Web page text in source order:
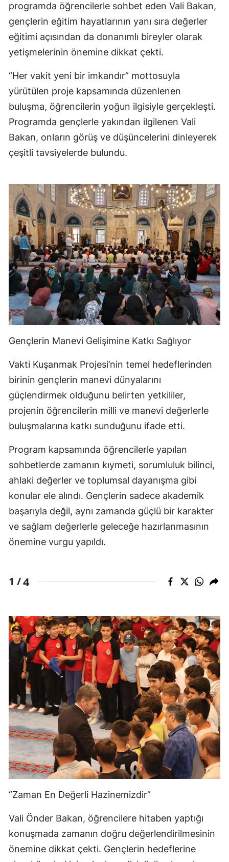
programda öğrencilerle sohbet eden Vali Bakan,
gençlerin eğitim hayatlarının yanı sıra değerler
eğitimi açısından da donanımlı bireyler olarak
yetişmelerinin önemine dikkat çekti.
“Her vakit yeni bir imkandır” mottosuyla
yürütülen proje kapsamında düzenlenen
buluşma, öğrencilerin yoğun ilgisiyle gerçekleşti.
Programda gençlerle yakından ilgilenen Vali
Bakan, onların görüş ve düşüncelerini dinleyerek
çeşitli tavsiyelerde bulundu.
Gençlerin Manevi Gelişimine Katkı Sağlıyor
Vakti Kuşanmak Projesi’nin temel hedeflerinden
birinin gençlerin manevi dünyalarını
güçlendirmek olduğunu belirten yetkililer,
projenin öğrencilerin milli ve manevi değerlerle
buluşmalarına katkı sunduğunu ifade etti.
Program kapsamında öğrencilerle yapılan
sohbetlerde zamanın kıymeti, sorumluluk bilinci,
ahlaki değerler ve toplumsal dayanışma gibi
konular ele alındı. Gençlerin sadece akademik
başarıyla değil, aynı zamanda güçlü bir karakter
ve sağlam değerlerle geleceğe hazırlanmasının
önemine vurgu yapıldı.
1 /4
“Zaman En Değerli Hazinemizdir”
Vali Önder Bakan, öğrencilere hitaben yaptığı
konuşmada zamanın doğru değerlendirilmesinin
önemine dikkat çekti. Gençlerin hedeflerine